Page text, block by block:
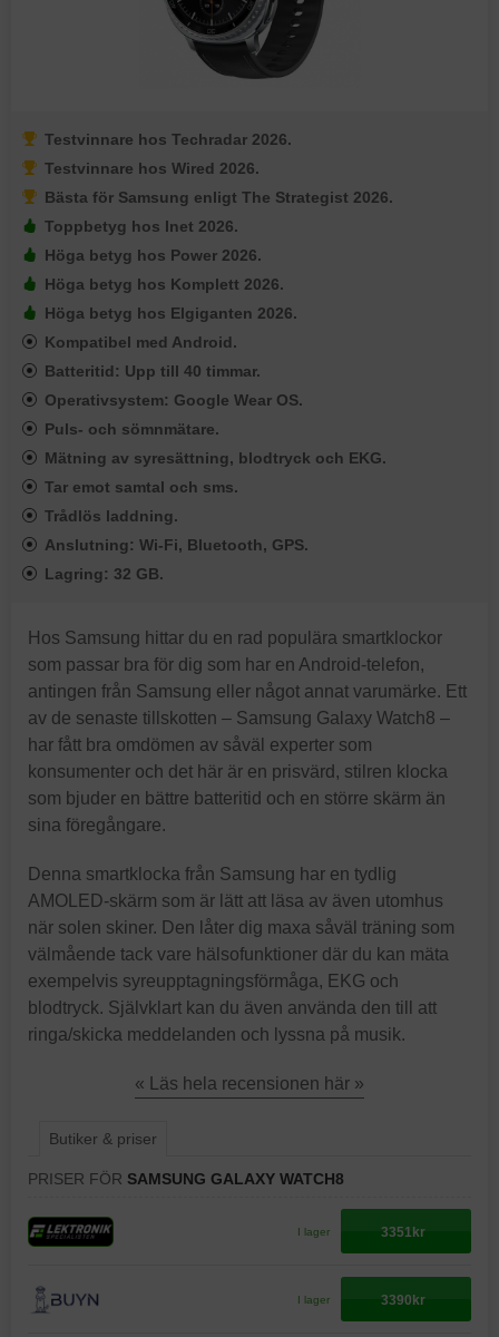
Testvinnare hos Techradar 2026.
Testvinnare hos Wired 2026.
Bästa för Samsung enligt The Strategist 2026.
Toppbetyg hos Inet 2026.
Höga betyg hos Power 2026.
Höga betyg hos Komplett 2026.
Höga betyg hos Elgiganten 2026.
Kompatibel med Android.
Batteritid: Upp till 40 timmar.
Operativsystem: Google Wear OS.
Puls- och sömnmätare.
Mätning av syresättning, blodtryck och EKG.
Tar emot samtal och sms.
Trådlös laddning.
Anslutning: Wi-Fi, Bluetooth, GPS.
Lagring: 32 GB.
Hos Samsung hittar du en rad populära smartklockor
som passar bra för dig som har en Android-telefon,
antingen från Samsung eller något annat varumärke. Ett
av de senaste tillskotten – Samsung Galaxy Watch8 –
har fått bra omdömen av såväl experter som
konsumenter och det här är en prisvärd, stilren klocka
som bjuder en bättre batteritid och en större skärm än
sina föregångare.
Denna smartklocka från Samsung har en tydlig
AMOLED-skärm som är lätt att läsa av även utomhus
när solen skiner. Den låter dig maxa såväl träning som
välmående tack vare hälsofunktioner där du kan mäta
exempelvis syreupptagningsförmåga, EKG och
blodtryck. Självklart kan du även använda den till att
ringa/skicka meddelanden och lyssna på musik.
« Läs hela recensionen här »
Butiker & priser
PRISER FÖR SAMSUNG GALAXY WATCH8
I lager 3351kr
I lager 3390kr